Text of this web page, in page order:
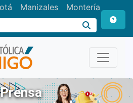
Manizales Montería